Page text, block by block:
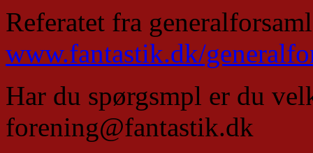
Referatet fra
www.fantastik.dk/
Har du spørgsmpl er du
forening@fantastik.dk